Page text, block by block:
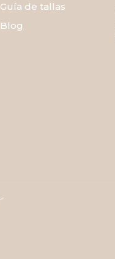
Guía de tallas
Blog